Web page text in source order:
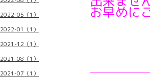
お早めに
2022-05（1）
2022-01（1）
2021-12（1）
2021-08（1）
2021-07（1）